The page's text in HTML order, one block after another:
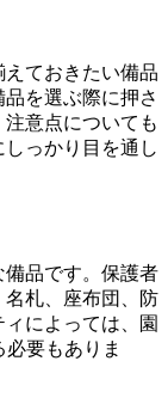
ておきたい備品
品を選ぶ際に押さ
注意点についても
っかり目を通し
品です。保護者
名札、座布団、防
によっては、園
要もありま